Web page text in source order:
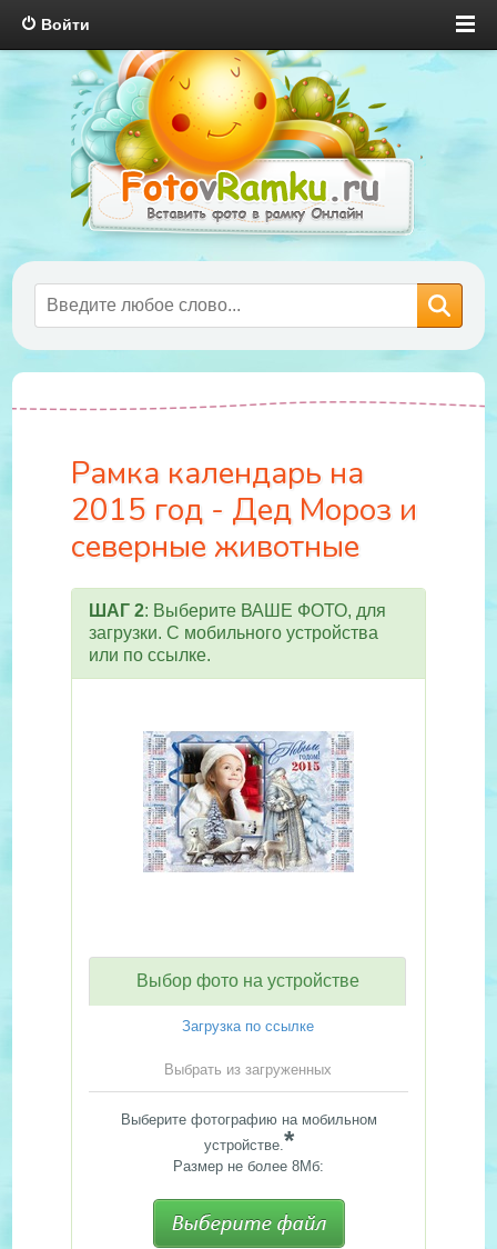
Войти
Рамка календарь на
2015 год - Дед Мороз и
северные животные
ШАГ 2: Выберите ВАШЕ ФОТО, для
загрузки. С мобильного устройства
или по ссылке.
Выбор фото на устройстве
Загрузка по ссылке
Выбрать из загруженных
Выберите фотографию на мобильном
устройстве.*
Размер не более 8Мб: